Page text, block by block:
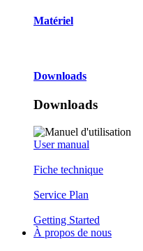
Matériel
Downloads
Downloads
User manual
Fiche technique
Service Plan
Getting Started
À propos de nous